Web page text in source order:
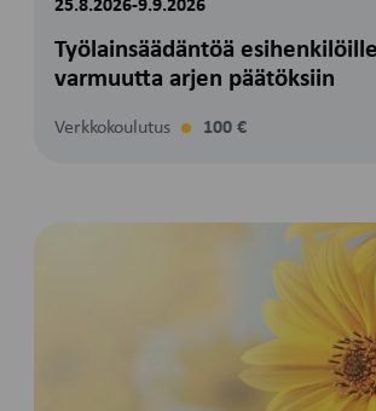
25.8.2026-9.9.2026
Työlainsäädäntöä
varmuutta arjen päätöksiin
Verkkokoulutus 100 €